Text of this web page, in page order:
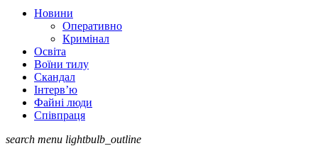
Новини
Оперативно
Кримінал
Освіта
Воїни тилу
Скандал
Інтерв’ю
Файні люди
Співпраця
search menu lightbulb_outline